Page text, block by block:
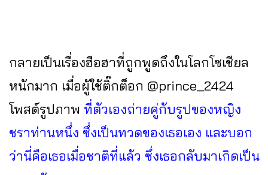
กลายเป็นเรื่องฮือฮาที่ถูกพูดถึงในโลกโซเชียล
หนักมาก เมื่อผู้ใช้ติ๊กต็อก @prince_2424
โพสต์รูปภาพ ที่ตัวเองถ่ายคู่กับรูปของหญิง
ชราท่านหนึ่ง ซึ่งเป็นทวดของเธอเอง และบอก
ว่านี่คือเธอเมื่อชาติที่แล้ว ซึ่งเธอกลับมาเกิดเป็น